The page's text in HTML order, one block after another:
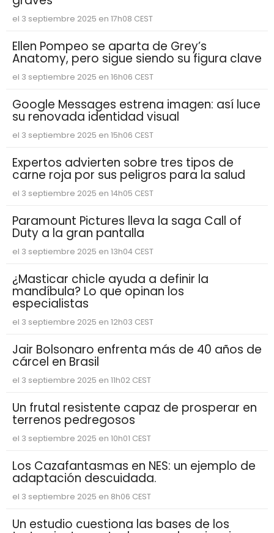
el 3 septiembre 2025 en 17h08 CEST
Ellen Pompeo se aparta de Grey’s
Anatomy, pero sigue siendo su figura clave
el 3 septiembre 2025 en 16h06 CEST
Google Messages estrena imagen: así luce
su renovada identidad visual
el 3 septiembre 2025 en 15h06 CEST
Expertos advierten sobre tres tipos de
carne roja por sus peligros para la salud
el 3 septiembre 2025 en 14h05 CEST
Paramount Pictures lleva la saga Call of
Duty a la gran pantalla
el 3 septiembre 2025 en 13h04 CEST
¿Masticar chicle ayuda a definir la
mandíbula? Lo que opinan los
especialistas
el 3 septiembre 2025 en 12h03 CEST
Jair Bolsonaro enfrenta más de 40 años de
cárcel en Brasil
el 3 septiembre 2025 en 11h02 CEST
Un frutal resistente capaz de prosperar en
terrenos pedregosos
el 3 septiembre 2025 en 10h01 CEST
Los Cazafantasmas en NES: un ejemplo de
adaptación descuidada.
el 3 septiembre 2025 en 8h06 CEST
Un estudio cuestiona las bases de los